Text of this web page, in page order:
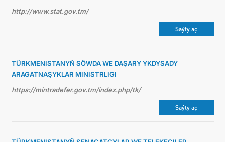
http://www.stat.gov.tm/
Saýty aç
TÜRKMENISTANYŇ SÖWDA WE DAŞARY YKDYSADY
ARAGATNAŞYKLAR MINISTRLIGI
https://mintradefer.gov.tm/index.php/tk/
Saýty aç